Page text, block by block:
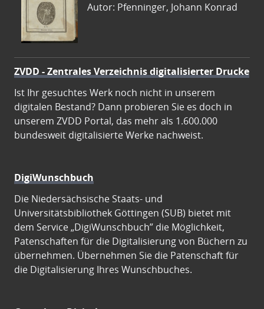
Autor: Pfenninger, Johann Konrad
ZVDD - Zentrales Verzeichnis digitalisierter Drucke
Ist Ihr gesuchtes Werk noch nicht in unserem
digitalen Bestand? Dann probieren Sie es doch in
unserem ZVDD Portal, das mehr als 1.600.000
bundesweit digitalisierte Werke nachweist.
DigiWunschbuch
Die Niedersächsische Staats- und
Universitätsbibliothek Göttingen (SUB) bietet mit
dem Service „DigiWunschbuch” die Möglichkeit,
Patenschaften für die Digitalisierung von Büchern zu
übernehmen. Übernehmen Sie die Patenschaft für
die Digitalisierung Ihres Wunschbuches.